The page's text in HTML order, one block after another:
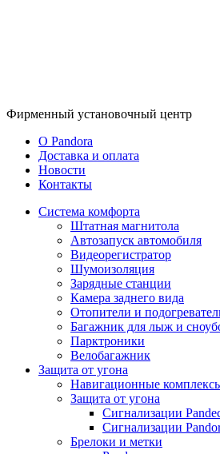
Фирменный установочный центр
O Pandora
Доставка и оплата
Новости
Контакты
Система комфорта
Штатная магнитола
Автозапуск автомобиля
Видеорегистратор
Шумоизоляция
Зарядные станции
Камера заднего вида
Отопители и
Багажник для лыж и
Парктроники
Велобагажник
Защита от угона
Навигационные
Защита от угона
Сигнализации
Сигнализации
Брелоки и метки